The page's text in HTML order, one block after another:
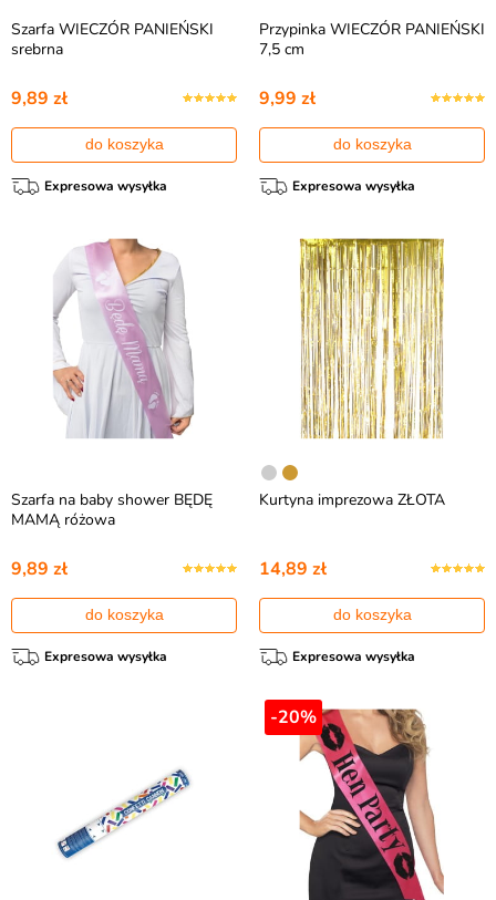
Szarfa WIECZÓR PANIEŃSKI
srebrna
9,89 zł
do koszyka
Expresowa wysyłka
Przypinka WIECZÓR PANIEŃSKI
7,5 cm
9,99 zł
do koszyka
Expresowa wysyłka
Szarfa na baby shower BĘDĘ
MAMĄ różowa
9,89 zł
do koszyka
Expresowa wysyłka
Kurtyna imprezowa ZŁOTA
14,89 zł
do koszyka
Expresowa wysyłka
-20%